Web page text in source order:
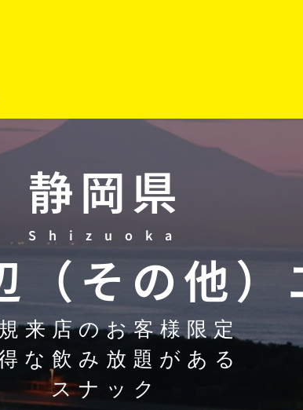
静岡県
Shizuoka
その他）
来店のお客様限定
な飲み放題がある
スナック